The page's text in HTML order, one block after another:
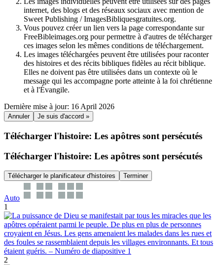
internet, des blogs et des réseaux sociaux avec mention de
Sweet Publishing / ImagesBibliquesgratuites.org.
Vous pouvez créer un lien vers la page correspondante sur
FreeBibleimages.org pour permettre à d'autres de télécharger
ces images selon les mêmes conditions de téléchargement.
Les images téléchargées peuvent être utilisées pour raconter
des histoires et des récits bibliques fidèles au récit biblique.
Elles ne doivent pas être utilisées dans un contexte où le
message qui les accompagne porte atteinte à la foi chrétienne
et à l'Évangile.
Dernière mise à jour: 16 April 2026
Annuler Je suis d'accord »
Télécharger l'histoire: Les apôtres sont persécutés
Télécharger l'histoire: Les apôtres sont persécutés
Télécharger le planificateur d'histoires Terminer
Auto
1
2